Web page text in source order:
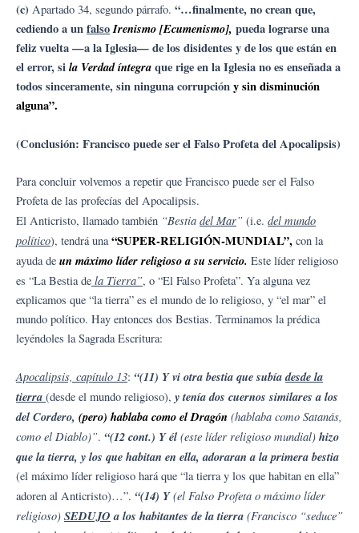
(c) Apartado 34, segundo párrafo. “…finalmente, no crean que,
cediendo a unfalsoIrenismo [Ecumenismo], pueda lograrse una
feliz vuelta —a la Iglesia— de los disidentes y de los que están en
el error, sila Verdad íntegraque rige en la Iglesia no es enseñada a
todos sinceramente, sin ninguna corrupcióny sin disminución
alguna”.
(Conclusión: Francisco puede ser el Falso Profeta del Apocalipsis)
Para concluir volvemos a repetir que Francisco puede ser el Falso
Profeta de las profecías del Apocalipsis.
El Anticristo, llamado también “Bestia del Mar” (i.e. del mundo
político), tendrá una“SUPER-RELIGIÓN-MUNDIAL”, con la
ayuda de un máximo líder religioso a su servicio. Este líder religioso
es “La Bestia de la Tierra”, o “El Falso Profeta”. Ya alguna vez
explicamos que “la tierra” es el mundo de lo religioso, y “el mar” el
mundo político. Hay entonces dos Bestias. Terminamos la prédica
leyéndoles la Sagrada Escritura:
Apocalipsis, capítulo 13: “(11) Y vi otra bestia que subíadesde la
tierra (desde el mundo religioso), y tenía dos cuernos similares a los
del Cordero, (pero) hablaba como el Dragón (hablaba como Satanás,
como el Diablo)”. “(12 cont.) Y él (este líder religioso mundial) hizo
que la tierra, y los que habitan en ella, adoraran a la primera bestia
(el máximo líder religioso hará que “la tierra y los que habitan en ella”
adoren al Anticristo)…”. “(14) Y (el Falso Profeta o máximo líder
religioso) SEDUJO a los habitantes de la tierra (Francisco “seduce”